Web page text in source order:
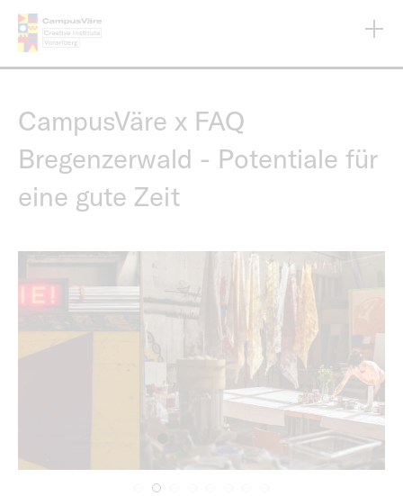
Inhalt
CampusVäre x FAQ
Bregenzerwald - Potentiale für
eine gute Zeit